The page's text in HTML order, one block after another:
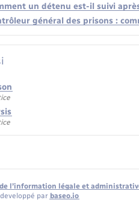
un détenu est-il suivi
général des prisons :
l’information légale et
par baseo.io